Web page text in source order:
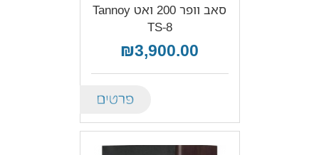
סאב וופר 200 ואט Tannoy
TS-8
₪3,900.00